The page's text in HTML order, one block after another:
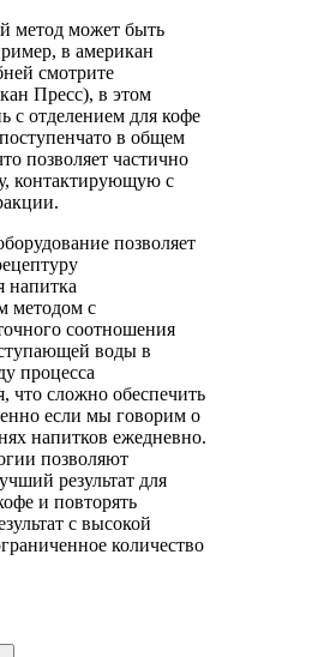
метод может быть
в американ
смотрите
Пресс), в этом
с отделением для кофе
в общем
позволяет частично
контактирующую с
позволяет
напитка
методом с
соотношения
воды в
процесса
что сложно обеспечить
если мы говорим о
напитков ежедневно.
позволяют
результат для
и повторять
с высокой
количество